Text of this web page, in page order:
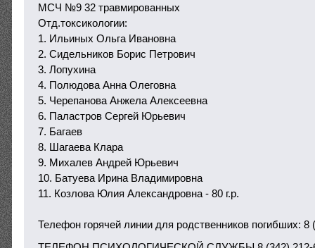
МСЧ №9 32 травмированных
Отд.токсикологии:
1. Ильиных Ольга Ивановна
2. Сидельников Борис Петрович
3. Лопухина
4. Полюдова Анна Олеговна
5. Черепанова Анжела Алексеевна
6. Паластров Сергей Юрьевич
7. Багаев
8. Шагаева Клара
9. Михалев Андрей Юрьевич
10. Батуева Ирина Владимировна
11. Козлова Юлия Александровна - 80 г.р.
Телефон горячей линии для родственников погибших: 8